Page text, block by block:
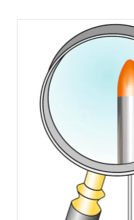
Contatti
English